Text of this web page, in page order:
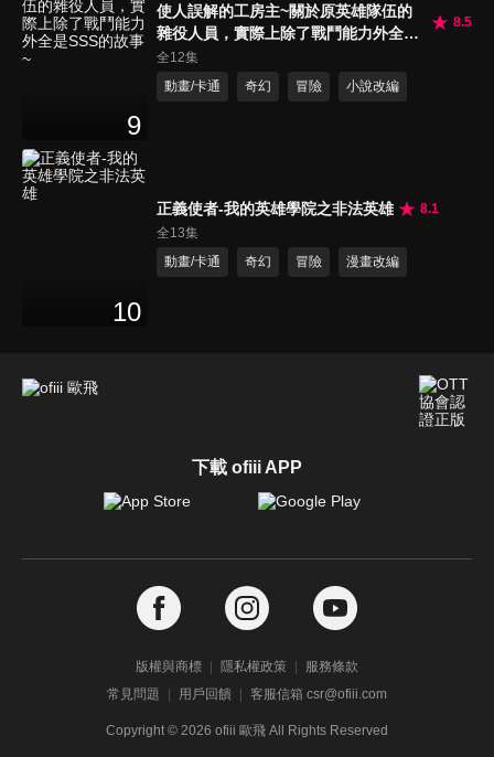
9
使人誤解的工房主~關於原英雄隊伍的
雜役人員，實際上除了戰鬥能力外全是
SSS的故事~
8.5
全12集
動畫/卡通
奇幻 冒險 小說改編
10
正義使者-我的英雄學院之非法英雄
8.1
全13集
動畫/卡通
奇幻 冒險 漫畫改編
下載 ofiii APP
版權與商標 隱私權政策
服務條款
常見問題
用戶回饋 客服信箱 csr@ofiii.com
Copyright © 2026 ofiii 歐飛 All Rights Reserved